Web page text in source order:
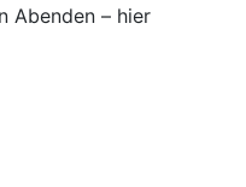
Abenden – hier